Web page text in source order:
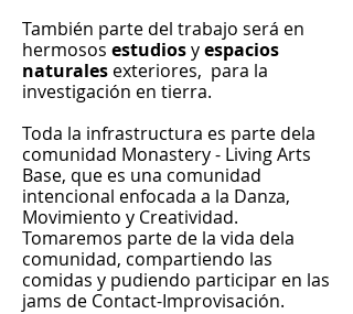
También parte del trabajo será en
hermosos estudiosyespacios
naturales exteriores, para la
investigación en tierra.
Toda la infrastructura es parte dela
comunidad Monastery - Living Arts
Base, que es una comunidad
intencional enfocada a la Danza,
Movimiento y Creatividad.
Tomaremos parte de la vida dela
comunidad, compartiendo las
comidas y pudiendo participar en las
jams de Contact-Improvisación.